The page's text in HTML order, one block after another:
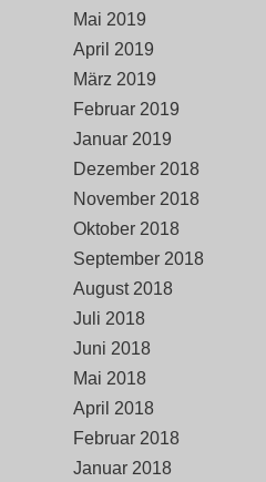
Mai 2019
April 2019
März 2019
Februar 2019
Januar 2019
Dezember 2018
November 2018
Oktober 2018
September 2018
August 2018
Juli 2018
Juni 2018
Mai 2018
April 2018
Februar 2018
Januar 2018